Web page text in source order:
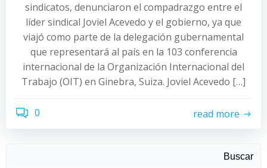
sindicatos, denunciaron el compadrazgo entre el
líder sindical Joviel Acevedo y el gobierno, ya que
viajó como parte de la delegación gubernamental
que representará al país en la 103 conferencia
internacional de la Organización Internacional del
Trabajo (OIT) en Ginebra, Suiza. Joviel Acevedo […]
0 read more
Buscar